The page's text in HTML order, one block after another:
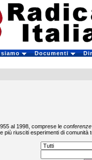
siamo Documenti
al 1998, comprese le conferenze
e più riusciti esperimenti di comunità